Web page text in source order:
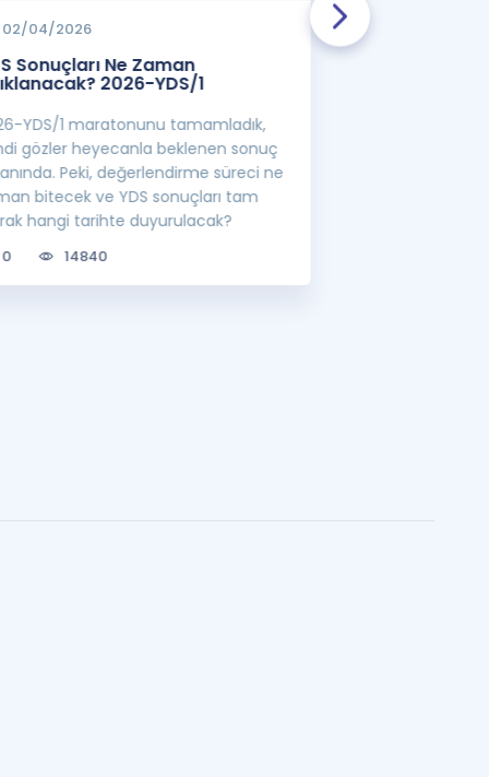
02/04/2026
Sonuçları Ne Zaman
2026-YDS/1
YDS/1 maratonunu tamamladık,
gözler heyecanla beklenen sonuç
Peki, değerlendirme süreci ne
bitecek ve YDS sonuçları tam
hangi tarihte duyurulacak?
0 14840